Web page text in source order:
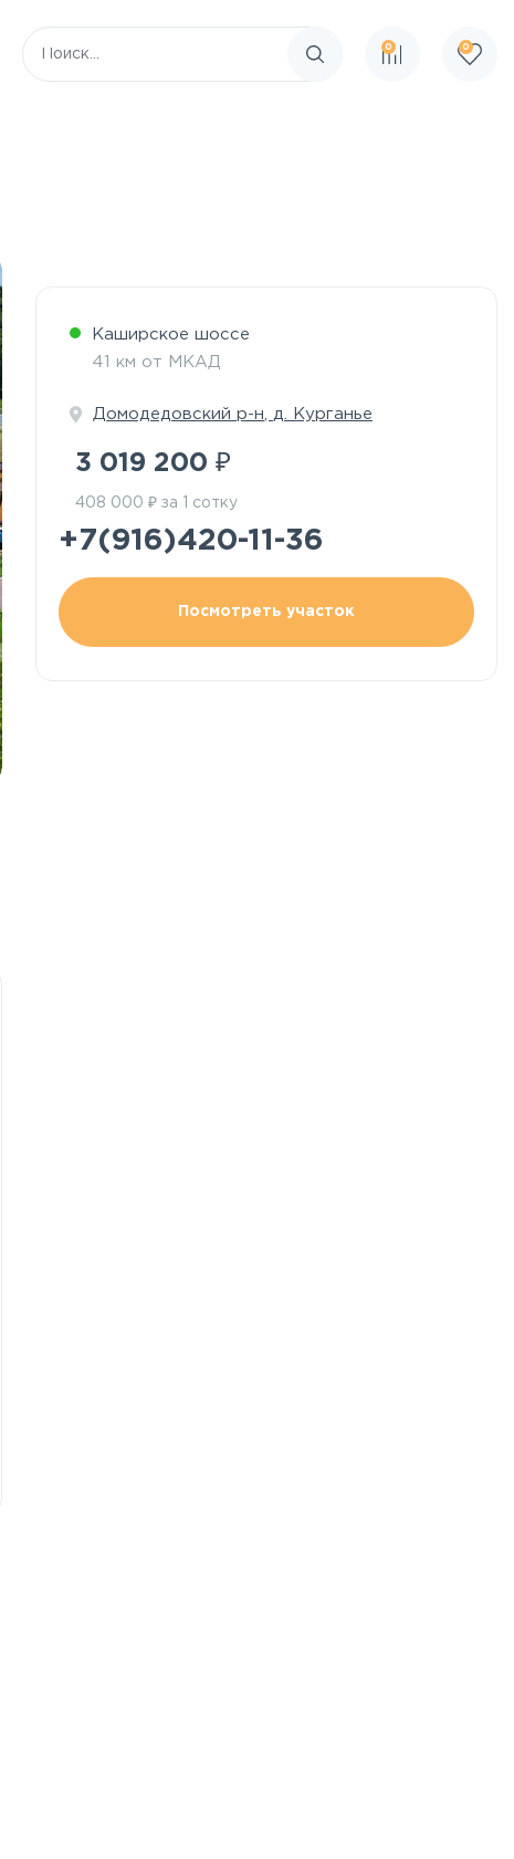
Поиск по сайту
0 0
Каширское шоссе
41 км от МКАД
Домодедовский р-н д. Курганье
3 019 200 ₽
408 000 ₽ за 1 сотку
+7(916)420-11-36
Посмотреть участок